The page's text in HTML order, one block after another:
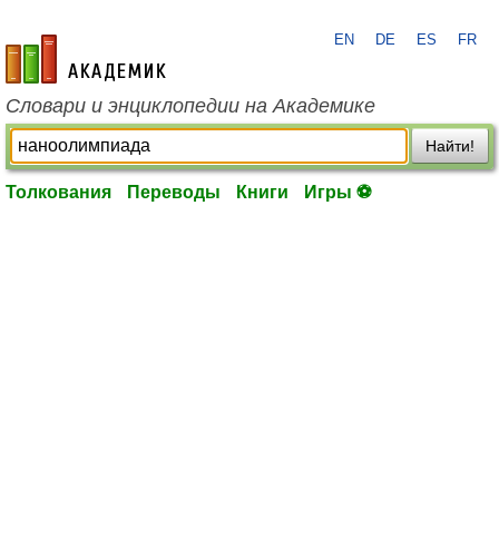
academic.ru
EN DE ES FR
Словари и энциклопедии на Академике
Найти!
Толкования Переводы Книги Игры ⚽